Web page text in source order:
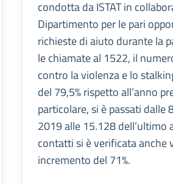
condotta da ISTAT in
Dipartimento per le pari
richieste di aiuto durante la
le chiamate al 1522, il
contro la violenza e lo
del 79,5% rispetto all’anno
particolare, si è passati dalle
2019 alle 15.128 dell’ultimo
contatti si è verificata anche
incremento del 71%.